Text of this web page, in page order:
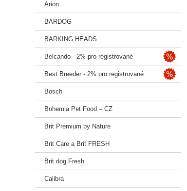
Arion
BARDOG
BARKING HEADS
Belcando - 2% pro registrované
Best Breeder - 2% pro registrované
Bosch
Bohemia Pet Food – CZ
Brit Premium by Nature
Brit Care a Brit FRESH
Brit dog Fresh
Calibra